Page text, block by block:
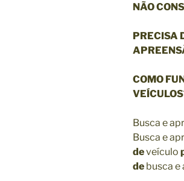
NÃO
PRECISA
COMO
Busca e
Busca e
deveículo
de busca e